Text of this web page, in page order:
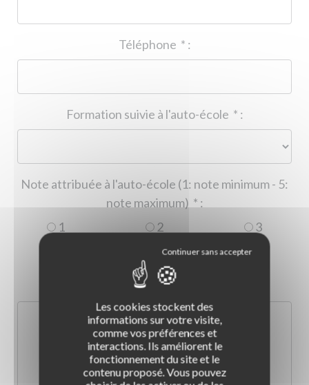
* :
* :
Note attribuée à l'auto-école (1: note minimum - 5:
* :
1
2
3
5
Les cookies stockent des
informations sur votre visite,
comme vos préférences et
interactions. Ils améliorent le
fonctionnement du site et le
contenu proposé. Vous pouvez